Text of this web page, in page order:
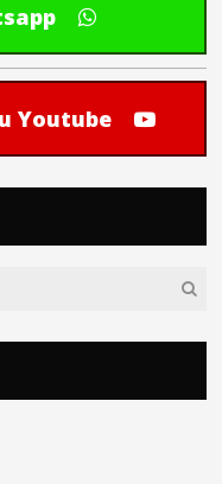
Youtube